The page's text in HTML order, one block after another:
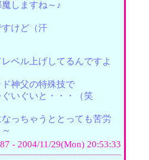
しますね～♪
けど（汗
ベル上げしてるんですよ
神父の特殊技で
いぐいと・・・（笑
っちゃうととっても苦労
- 2004/11/29(Mon) 20:53:33